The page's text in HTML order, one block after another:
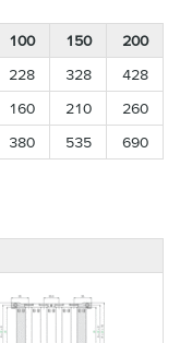
100 150
200
228 328
428
160 210
260
380 535 690